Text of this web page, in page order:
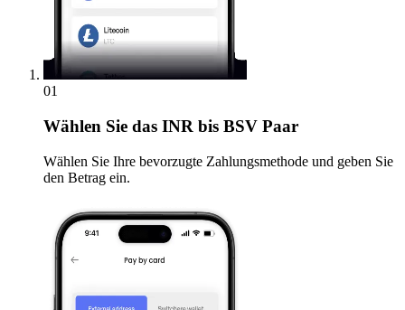
01
Wählen Sie das INR bis BSV Paar
Wählen Sie Ihre bevorzugte Zahlungsmethode und geben Sie
den Betrag ein.